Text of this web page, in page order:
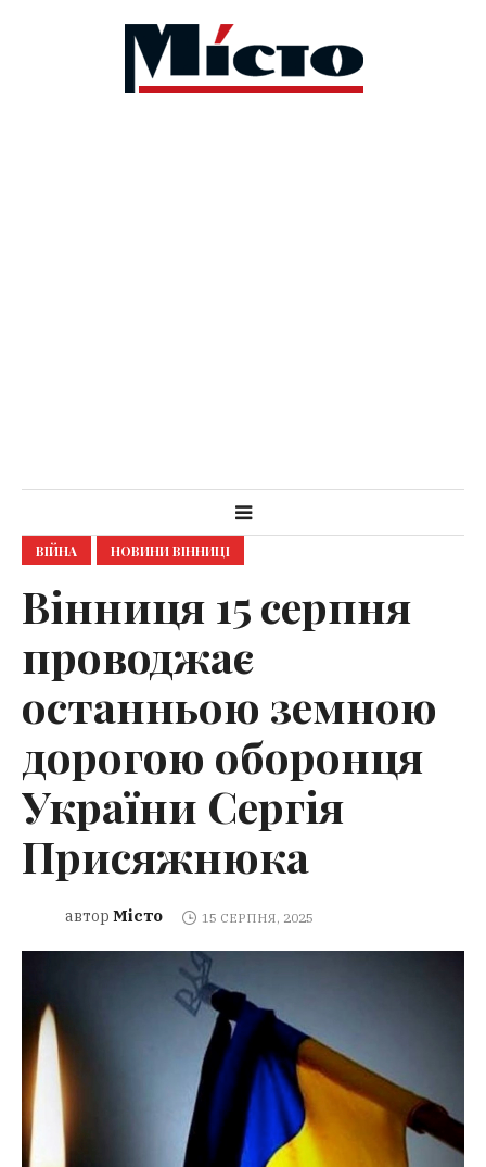
ВІЙНА НОВИНИ ВІННИЦІ
Вінниця 15 серпня
проводжає
останньою земною
дорогою оборонця
України Сергія
Присяжнюка
автор Місто 15 СЕРПНЯ, 2025